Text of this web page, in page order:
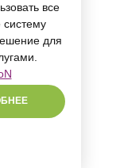
все
для